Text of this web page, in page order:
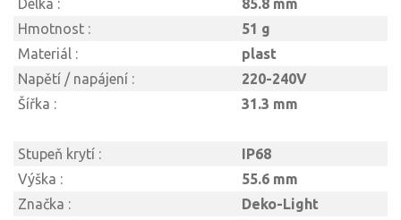
Délka :
85.8 mm
Hmotnost :
51 g
Materiál :
plast
Napětí / napájení :
220-240V
Šířka :
31.3 mm
Stupeň krytí :
IP68
Výška :
55.6 mm
Značka :
Deko-Light